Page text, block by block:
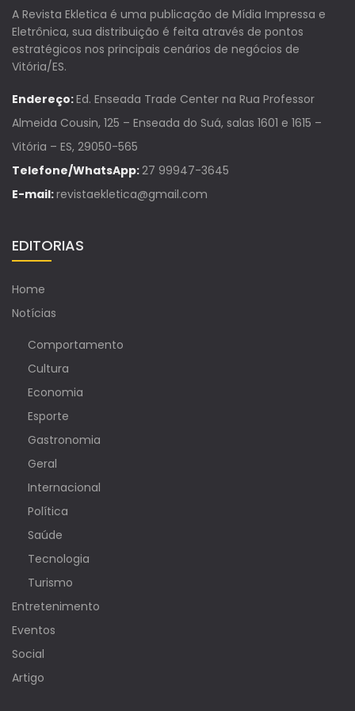
A Revista Ekletica é uma publicação de Mídia Impressa e
Eletrônica, sua distribuição é feita através de pontos
estratégicos nos principais cenários de negócios de
Vitória/ES.
Endereço:Ed. Enseada Trade Center na Rua Professor
Almeida Cousin, 125 – Enseada do Suá, salas 1601 e 1615 –
Vitória – ES, 29050-565
Telefone/WhatsApp:27 99947-3645
E-mail:revistaekletica@gmail.com
EDITORIAS
Home
Notícias
Comportamento
Cultura
Economia
Esporte
Gastronomia
Geral
Internacional
Política
Saúde
Tecnologia
Turismo
Entretenimento
Eventos
Social
Artigo